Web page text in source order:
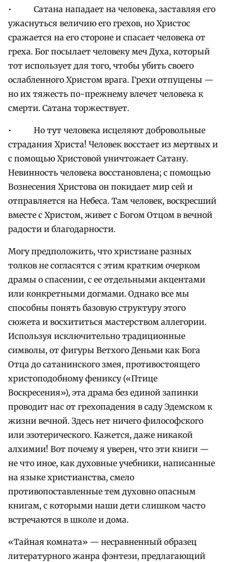
• Сатана нападает на человека, заставляя его
ужаснуться величию его грехов, но Христос
сражается на его стороне и спасает человека от
греха. Бог посылает человеку меч Духа, который
тот использует для того, чтобы убить своего
ослабленного Христом врага. Грехи отпущены —
но их тяжесть по-прежнему влечет человека к
смерти. Сатана торжествует.
• Но тут человека исцеляют добровольные
страдания Христа! Человек восстает из мертвых и
с помощью Христовой уничтожает Сатану.
Невинность человека восстановлена; с помощью
Вознесения Христова он покидает мир сей и
отправляется на Небеса. Там человек, воскресший
вместе с Христом, живет с Богом Отцом в вечной
радости и благодарности.
Могу предположить, что христиане разных
толков не согласятся с этим кратким очерком
драмы о спасении, с ее отдельными акцентами
или конкретными догмами. Однако все мы
способны понять базовую структуру этого
сюжета и восхититься мастерством аллегории.
Используя исключительно традиционные
символы, от фигуры Ветхого Деньми как Бога
Отца до сатанинского змея, противостоящего
христоподобному фениксу («Птице
Воскресения»), эта драма без единой запинки
проводит нас от грехопадения в саду Эдемском к
жизни вечной. Здесь нет ничего философского
или эзотерического. Кажется, даже никакой
алхимии! Вот почему я уверен, что эти книги —
не что иное, как духовные учебники, написанные
на языке христианства, смело
противопоставленные тем духовно опасным
книгам, с которыми наши дети слишком часто
встречаются в школе и дома.
«Тайная комната» — несравненный образец
литературного жанра фэнтези, предлагающий